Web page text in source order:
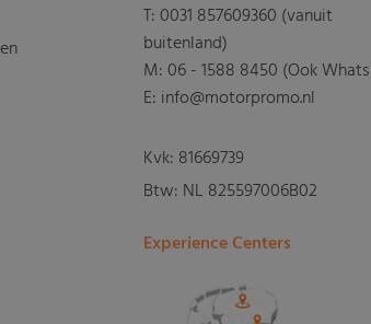
T:0031 857609360 (vanuit
buitenland)
M:06 - 1588 8450 (Ook
E: info@motorpromo.nl
Kvk: 81669739
Btw: NL 825597006B02
Experience Centers